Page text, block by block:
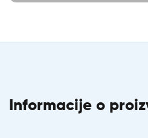
Informacije o